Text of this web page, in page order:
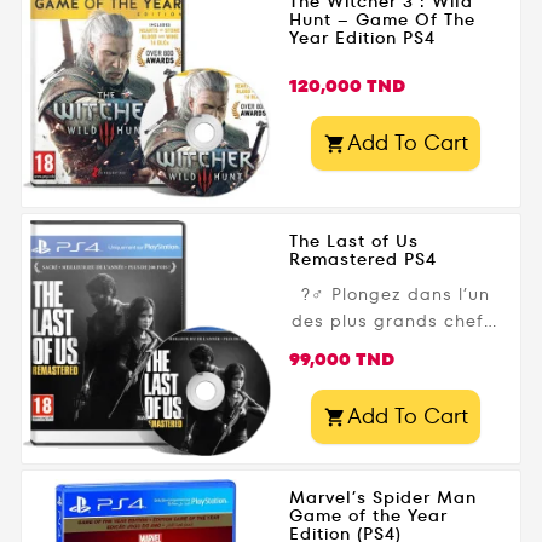
Vos choix façonneront
leur destin. Disponible
Gamezone.tn avec
livraison rapide ! ​
Hunt – Game Of The
Year Edition PS4
Prix
120,000 TND
Add To Cart
The Last of Us
Remastered PS4
?‍♂️ Plongez dans l’un
des plus grands chefs-
avec The Last of Us
Remastered sur PS4.
Suivez Joel et Ellie
dévastée, entre
émotions fortes, survie
Prix
99,000 TND
Add To Cart
Marvel’s Spider Man
Game of the Year
Edition (PS4)